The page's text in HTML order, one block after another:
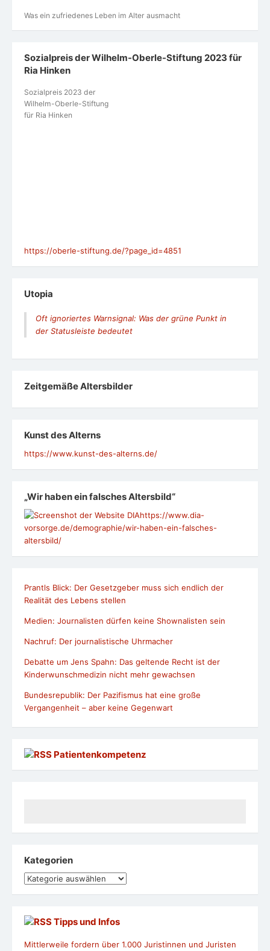
Was ein zufriedenes Leben im Alter ausmacht
Sozialpreis der Wilhelm-Oberle-Stiftung 2023 für
Ria Hinken
Sozialpreis 2023 der
Wilhelm-Oberle-Stiftung
für Ria Hinken
https://oberle-stiftung.de/?page_id=4851
Utopia
Oft ignoriertes Warnsignal: Was der grüne Punkt in
der Statusleiste bedeutet
Zeit­ge­mäße Alters­bil­der
Kunst des Alterns
https://www.kunst-des-alterns.de/
„Wir haben ein falsches Altersbild“
https://www.dia-
vorsorge.de/demographie/wir-haben-ein-falsches-
altersbild/
Prantls Blick: Der Gesetzgeber muss sich endlich der
Realität des Lebens stellen
Medien: Journalisten dürfen keine Shownalisten sein
Nachruf: Der journalistische Uhrmacher
Debatte um Jens Spahn: Das geltende Recht ist der
Kinderwunschmedizin nicht mehr gewachsen
Bundesrepublik: Der Pazifismus hat eine große
Vergangenheit – aber keine Gegenwart
Patientenkompetenz
Kategorien
Kategorien
Tipps und Infos
Mittlerweile fordern über 1.000 Juristinnen und Juristen